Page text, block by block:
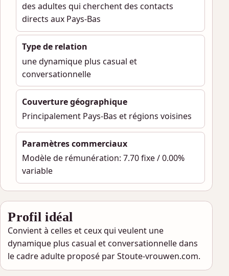
des adultes qui cherchent des contacts
directs aux Pays-Bas
Type de relation
une dynamique plus casual et
conversationnelle
Couverture géographique
Principalement Pays-Bas et régions voisines
Paramètres commerciaux
Modèle de rémunération: 7.70 fixe / 0.00%
variable
Profil idéal
Convient à celles et ceux qui veulent une
dynamique plus casual et conversationnelle dans
le cadre adulte proposé par Stoute-vrouwen.com.